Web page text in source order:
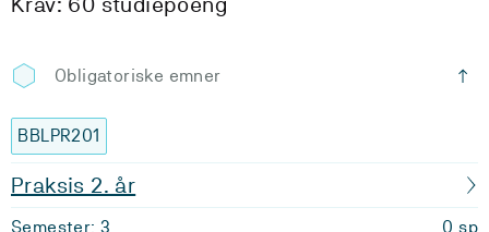
Obligatoriske emner
BBLPR201
Praksis 2. år
Semester: 3 0 sp